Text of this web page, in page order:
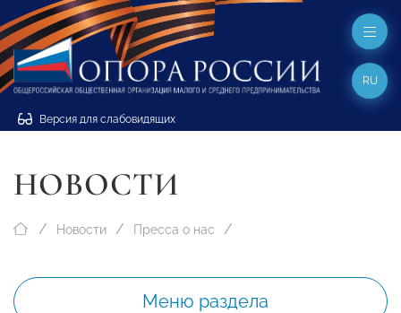
Версия для слабовидящих
RU
НОВОСТИ
Новости Пресса о нас
Меню раздела